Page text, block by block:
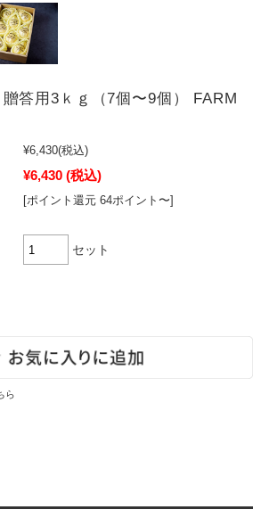
答用3ｋｇ（7個〜9個） FARM
¥6,430(税込)
¥6,430 (税込)
[ポイント還元 64ポイント〜]
セット
ら